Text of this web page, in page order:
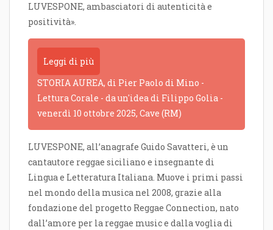
LUVESPONE, ambasciatori di autenticità e
positività».
Leggi di più
STORIA AUREA, di Pier Paolo di Mino -
Lettura Corale - da un'idea di Filippo Golia -
venerdì 10 ottobre 2025, Cave (RM)
LUVESPONE, all’anagrafe Guido Savatteri, è un
cantautore reggae siciliano e insegnante di
Lingua e Letteratura Italiana. Muove i primi passi
nel mondo della musica nel 2008, grazie alla
fondazione del progetto Reggae Connection, nato
dall’amore per la reggae music e dalla voglia di